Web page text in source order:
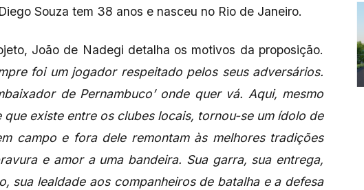
Souza tem 38 anos e nasceu no Rio de Janeiro.
João de Nadegi detalha os motivos da proposição.
foi um jogador respeitado pelos seus adversários.
de Pernambuco’ onde quer vá. Aqui, mesmo
existe entre os clubes locais, tornou-se um ídolo de
campo e fora dele remontam às melhores tradições
e amor a uma bandeira. Sua garra, sua entrega,
sua lealdade aos companheiros de batalha e a defesa